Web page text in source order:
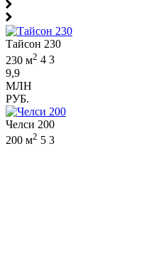
Тайсон 230
230 м2 4 3
9,9
МЛН
РУБ.
Челси 200
200 м2 5 3